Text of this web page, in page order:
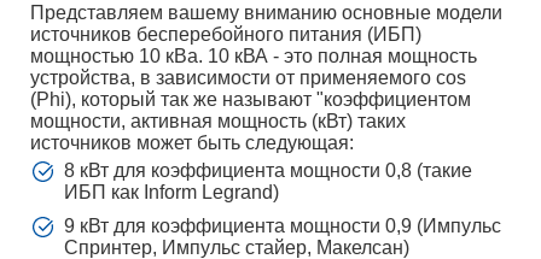
Представляем вашему вниманию основные модели
источников бесперебойного питания (ИБП)
мощностью 10 кВа. 10 кВА - это полная мощность
устройства, в зависимости от применяемого cos
(Phi), который так же называют "коэффициентом
мощности, активная мощность (кВт) таких
источников может быть следующая:
8 кВт для коэффициента мощности 0,8 (такие
ИБП как Inform Legrand)
9 кВт для коэффициента мощности 0,9 (Импульс
Спринтер, Импульс стайер, Макелсан)